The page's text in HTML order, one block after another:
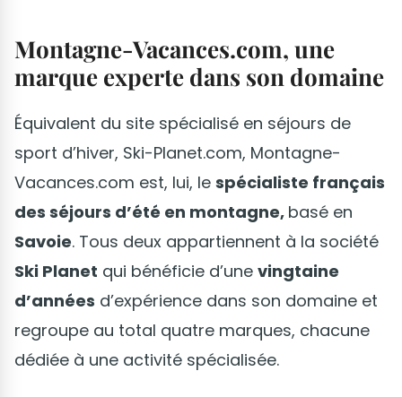
Montagne-Vacances.com, une
marque experte dans son domaine
Équivalent du site spécialisé en séjours de
sport d’hiver, Ski-Planet.com, Montagne-
Vacances.com est, lui, le spécialiste français
des séjours d’été en montagne, basé en
Savoie. Tous deux appartiennent à la société
Ski Planet qui bénéficie d’une vingtaine
d’années d’expérience dans son domaine et
regroupe au total quatre marques, chacune
dédiée à une activité spécialisée.